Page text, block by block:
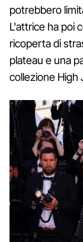
potrebbero
L'attrice ha poi
ricoperta di
plateau e una
collezione High